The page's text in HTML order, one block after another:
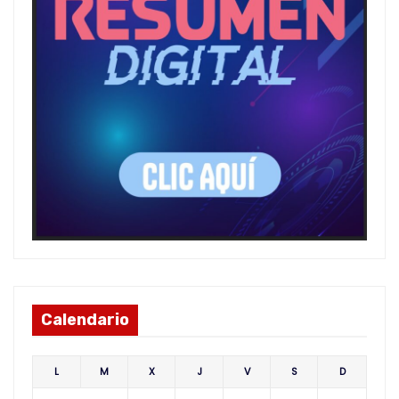
Calendario
L M X J V S D